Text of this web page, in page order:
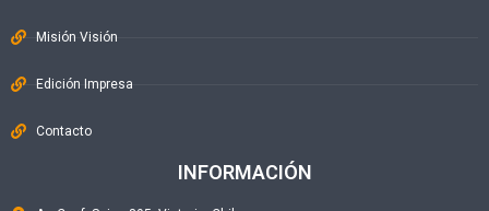
Misión Visión
Edición Impresa
Contacto
INFORMACIÓN